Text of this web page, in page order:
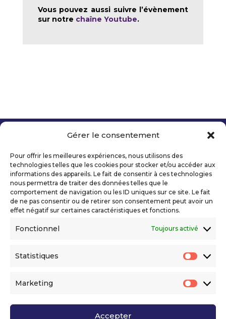
Gérer le consentement
Pour offrir les meilleures expériences, nous utilisons des
technologies telles que les cookies pour stocker et/ou accéder aux
informations des appareils. Le fait de consentir à ces technologies
nous permettra de traiter des données telles que le
comportement de navigation ou les ID uniques sur ce site. Le fait
de ne pas consentir ou de retirer son consentement peut avoir un
effet négatif sur certaines caractéristiques et fonctions.
Fonctionnel Toujours activé
Statistiques
Marketing
Accepter
Vous pouvez aussi suivre l’évènement
sur notre chaîne Youtube.
Mentions légales
Politique de confidentialité
Déclaration d’accessibilité numérique
Ils nous soutiennent